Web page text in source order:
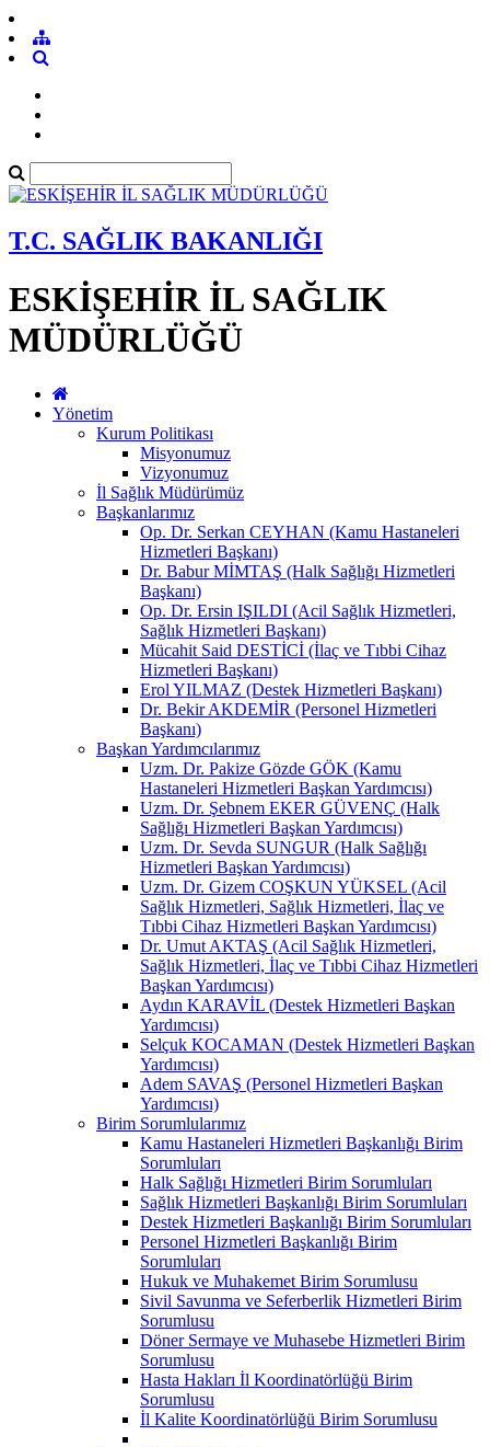
T.C. SAĞLIK BAKANLIĞI
ESKİŞEHİR İL SAĞLIK
MÜDÜRLÜĞÜ
Yönetim
Kurum Politikası
Misyonumuz
Vizyonumuz
İl Sağlık Müdürümüz
Başkanlarımız
Op. Dr. Serkan CEYHAN (Kamu Hastaneleri
Hizmetleri Başkanı)
Dr. Babur MİMTAŞ (Halk Sağlığı Hizmetleri
Başkanı)
Op. Dr. Ersin IŞILDI (Acil Sağlık Hizmetleri,
Sağlık Hizmetleri Başkanı)
Mücahit Said DESTİCİ (İlaç ve Tıbbi Cihaz
Hizmetleri Başkanı)
Erol YILMAZ (Destek Hizmetleri Başkanı)
Dr. Bekir AKDEMİR (Personel Hizmetleri
Başkanı)
Başkan Yardımcılarımız
Uzm. Dr. Pakize Gözde GÖK (Kamu
Hastaneleri Hizmetleri Başkan Yardımcısı)
Uzm. Dr. Şebnem EKER GÜVENÇ (Halk
Sağlığı Hizmetleri Başkan Yardımcısı)
Uzm. Dr. Sevda SUNGUR (Halk Sağlığı
Hizmetleri Başkan Yardımcısı)
Uzm. Dr. Gizem COŞKUN YÜKSEL (Acil
Sağlık Hizmetleri, Sağlık Hizmetleri, İlaç ve
Tıbbi Cihaz Hizmetleri Başkan Yardımcısı)
Dr. Umut AKTAŞ (Acil Sağlık Hizmetleri,
Sağlık Hizmetleri, İlaç ve Tıbbi Cihaz Hizmetleri
Başkan Yardımcısı)
Aydın KARAVİL (Destek Hizmetleri Başkan
Yardımcısı)
Selçuk KOCAMAN (Destek Hizmetleri Başkan
Yardımcısı)
Adem SAVAŞ (Personel Hizmetleri Başkan
Yardımcısı)
Birim Sorumlularımız
Kamu Hastaneleri Hizmetleri Başkanlığı Birim
Sorumluları
Halk Sağlığı Hizmetleri Birim Sorumluları
Sağlık Hizmetleri Başkanlığı Birim Sorumluları
Destek Hizmetleri Başkanlığı Birim Sorumluları
Personel Hizmetleri Başkanlığı Birim
Sorumluları
Hukuk ve Muhakemet Birim Sorumlusu
Sivil Savunma ve Seferberlik Hizmetleri Birim
Sorumlusu
Döner Sermaye ve Muhasebe Hizmetleri Birim
Sorumlusu
Hasta Hakları İl Koordinatörlüğü Birim
Sorumlusu
İl Kalite Koordinatörlüğü Birim Sorumlusu